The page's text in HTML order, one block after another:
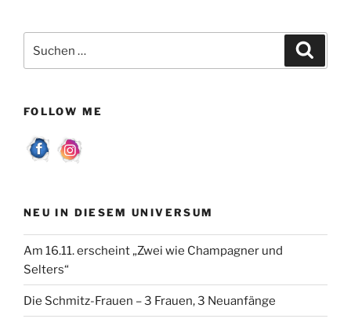
nach:
FOLLOW ME
NEU IN DIESEM UNIVERSUM
Am 16.11. erscheint „Zwei wie Champagner und
Selters“
Die Schmitz-Frauen – 3 Frauen, 3 Neuanfänge